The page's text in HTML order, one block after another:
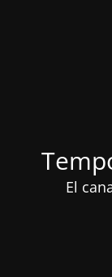
El